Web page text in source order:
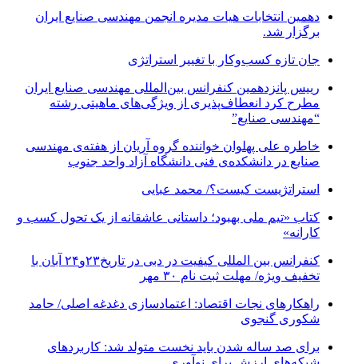
دهمین انتخابات هیات مدیره انجمن مهندسی صنایع ایران
برگزار شد.
جان تازه کسب‌وکار با تغییر استراتژی
رییس پانزدهمین کنفرانس بین‌المللی مهندسی صنایع ایران
مطرح کرد انعطاف‌پذیری از ویژگی‌های ماهیتی رشته
“مهندسی صنایع”
خاطره علی پهلوان خواننده گروه آریان از هفته‌ی مهندسی
صنایع در دانشکده‌ی فنی دانشگاه آزاد واحد جنوب
استراتژیست کیست؟‬/ محمد عبایی
کتاب «تیم ملی بهبود؛ داستانی عاشقانه از یک تحول کسب و
کارانه»
کنفرانس بین المللی کیفیت در دبی در تاریخ۲۳و۲۴ آبان با
تخفیف ویژه/ مهلت ثبت نام ۳۰ مهر
راهکارهای نجات اقتصاد: اعتمادسازی دغدغه اصلی/ حامد
شکوری گنجوی
برای صد ساله شدن باید نخست متولد شد: کاربردهای